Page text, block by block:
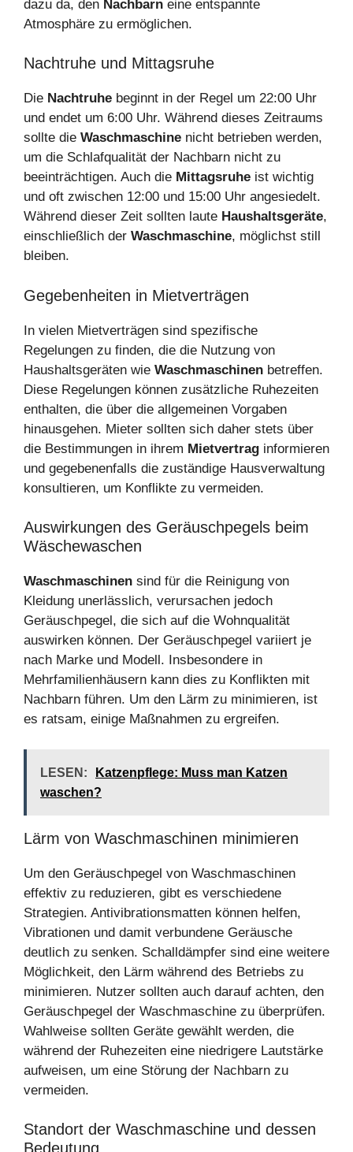
dazu da, den Nachbarn eine entspannte
Atmosphäre zu ermöglichen.
Nachtruhe und Mittagsruhe
Die Nachtruhe beginnt in der Regel um 22:00 Uhr
und endet um 6:00 Uhr. Während dieses Zeitraums
sollte die Waschmaschine nicht betrieben werden,
um die Schlafqualität der Nachbarn nicht zu
beeinträchtigen. Auch die Mittagsruhe ist wichtig
und oft zwischen 12:00 und 15:00 Uhr angesiedelt.
Während dieser Zeit sollten laute Haushaltsgeräte,
einschließlich der Waschmaschine, möglichst still
bleiben.
Gegebenheiten in Mietverträgen
In vielen Mietverträgen sind spezifische
Regelungen zu finden, die die Nutzung von
Haushaltsgeräten wie Waschmaschinen betreffen.
Diese Regelungen können zusätzliche Ruhezeiten
enthalten, die über die allgemeinen Vorgaben
hinausgehen. Mieter sollten sich daher stets über
die Bestimmungen in ihrem Mietvertrag informieren
und gegebenenfalls die zuständige Hausverwaltung
konsultieren, um Konflikte zu vermeiden.
Auswirkungen des Geräuschpegels beim
Wäschewaschen
Waschmaschinen sind für die Reinigung von
Kleidung unerlässlich, verursachen jedoch
Geräuschpegel, die sich auf die Wohnqualität
auswirken können. Der Geräuschpegel variiert je
nach Marke und Modell. Insbesondere in
Mehrfamilienhäusern kann dies zu Konflikten mit
Nachbarn führen. Um den Lärm zu minimieren, ist
es ratsam, einige Maßnahmen zu ergreifen.
LESEN:
Katzenpflege: Muss man Katzen
waschen?
Lärm von Waschmaschinen minimieren
Um den Geräuschpegel von Waschmaschinen
effektiv zu reduzieren, gibt es verschiedene
Strategien. Antivibrationsmatten können helfen,
Vibrationen und damit verbundene Geräusche
deutlich zu senken. Schalldämpfer sind eine weitere
Möglichkeit, den Lärm während des Betriebs zu
minimieren. Nutzer sollten auch darauf achten, den
Geräuschpegel der Waschmaschine zu überprüfen.
Wahlweise sollten Geräte gewählt werden, die
während der Ruhezeiten eine niedrigere Lautstärke
aufweisen, um eine Störung der Nachbarn zu
vermeiden.
Standort der Waschmaschine und dessen
Bedeutung